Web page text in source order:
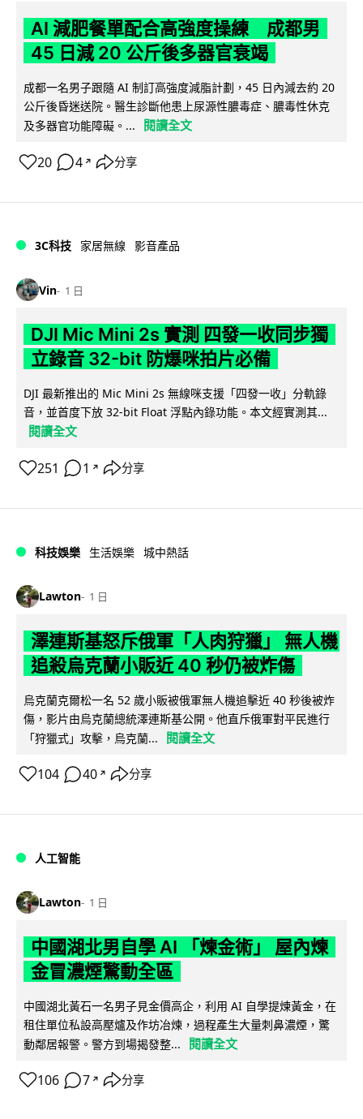
AI 減肥餐單配合高強度操練 成都男
45 日減 20 公斤後多器官衰竭
成都一名男子跟隨 AI 制訂高強度減脂計劃，45 日內減去約 20
公斤後昏迷送院。醫生診斷他患上尿源性膿毒症、膿毒性休克
及多器官功能障礙。...
閱讀全文
20 4 ↗ 分享
3C科技 家居無線 影音產品
Vin 1 日
DJI Mic Mini 2s 實測 四發一收同步獨
立錄音 32-bit 防爆咪拍片必備
DJI 最新推出的 Mic Mini 2s 無線咪支援「四發一收」分軌錄
音，並首度下放 32-bit Float 浮點內錄功能。本文經實測其...
閱讀全文
251 1 ↗ 分享
科技娛樂 生活娛樂 城中熱話
Lawton 1 日
澤連斯基怒斥俄軍「人肉狩獵」 無人機
追殺烏克蘭小販近 40 秒仍被炸傷
烏克蘭克爾松一名 52 歲小販被俄軍無人機追擊近 40 秒後被炸
傷，影片由烏克蘭總統澤連斯基公開。他直斥俄軍對平民進行
「狩獵式」攻擊，烏克蘭...
閱讀全文
104 40 ↗ 分享
人工智能
Lawton 1 日
中國湖北男自學 AI 「煉金術」 屋內煉
金冒濃煙驚動全區
中國湖北黃石一名男子見金價高企，利用 AI 自學提煉黃金，在
租住單位私設高壓爐及作坊冶煉，過程產生大量刺鼻濃煙，驚
動鄰居報警。警方到場揭發整...
閱讀全文
106 7 ↗ 分享